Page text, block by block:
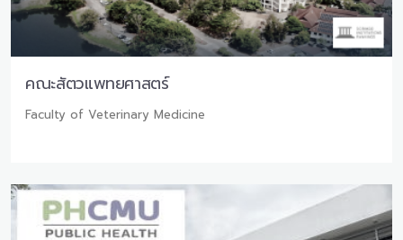
คณะสัตวแพทยศาสตร์
Faculty of Veterinary Medicine